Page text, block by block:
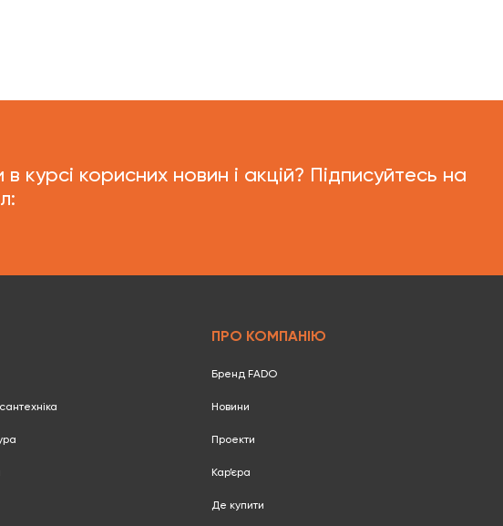
курсі корисних новин і акцій? Підписуйтесь на
ПРО КОМПАНІЮ
Бренд FADO
Новини
Проекти
Кар’єра
Де купити